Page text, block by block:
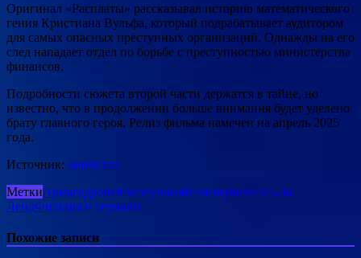
Оригинал «Расплаты» рассказывал историю математического
гения Кристиана Вульфа, который подрабатывает аудитором
для самых опасных преступных организаций. Однажды на его
след нападает отдел по борьбе с преступностью министерства
финансов.
Подробности сюжета второй части держатся в тайне, но
известно, что в продолжении больше внимания будет уделено
брату главного героя. Релиз фильма намечен на апрель 2025
года.
Источник: rambler.ru
МеткиАрмагеддонИсчезнувшаяИсчезнувшиеЛа-Ла
ЛендФильмы и сериалы
Похожие записи